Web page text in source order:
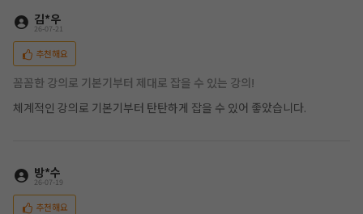
김*우
26-07-21
추천해요
꼼꼼한 강의로 기본기부터 제대로 잡을 수 있는 강의!
체계적인 강의로 기본기부터 탄탄하게 잡을 수 있어 좋았습니다.
방*수
26-07-19
추천해요